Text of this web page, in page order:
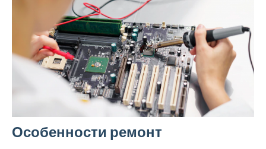
Особенности ремонт